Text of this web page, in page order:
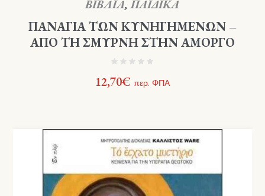
ΒΙΒΛΙΑ,ΠΑΙΔΙΚΑ
ΠΑΝΑΓΙΑ ΤΩΝ ΚΥΝΗΓΗΜΕΝΩΝ –
ΑΠΟ ΤΗ ΣΜΥΡΝΗ ΣΤΗΝ ΑΜΟΡΓΟ
12,70€ περ. ΦΠΑ